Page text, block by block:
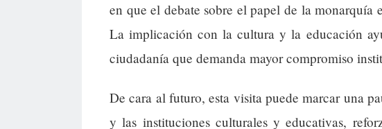
en que el debate sobre el papel de la monarquía
La implicación con la cultura y la educación
ciudadanía que demanda mayor compromiso
De cara al futuro, esta visita puede marcar una
y las instituciones culturales y educativas,